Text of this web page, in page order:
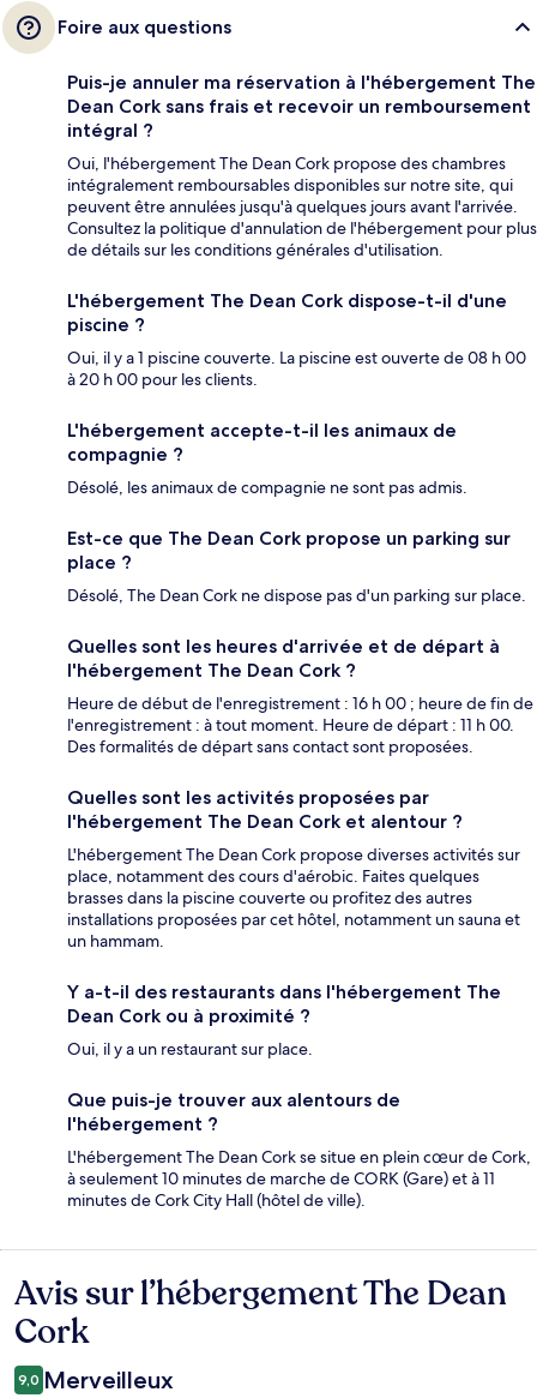
Foire aux questions
Puis-je annuler ma réservation à l'hébergement The
Dean Cork sans frais et recevoir un remboursement
intégral ?
Oui, l'hébergement The Dean Cork propose des chambres
intégralement remboursables disponibles sur notre site, qui
peuvent être annulées jusqu'à quelques jours avant l'arrivée.
Consultez la politique d'annulation de l'hébergement pour plus
de détails sur les conditions générales d'utilisation.
L'hébergement The Dean Cork dispose-t-il d'une
piscine ?
Oui, il y a 1 piscine couverte. La piscine est ouverte de 08 h 00
à 20 h 00 pour les clients.
L'hébergement accepte-t-il les animaux de
compagnie ?
Désolé, les animaux de compagnie ne sont pas admis.
Est-ce que The Dean Cork propose un parking sur
place ?
Désolé, The Dean Cork ne dispose pas d'un parking sur place.
Quelles sont les heures d'arrivée et de départ à
l'hébergement The Dean Cork ?
Heure de début de l'enregistrement : 16 h 00 ; heure de fin de
l'enregistrement : à tout moment. Heure de départ : 11 h 00.
Des formalités de départ sans contact sont proposées.
Quelles sont les activités proposées par
l'hébergement The Dean Cork et alentour ?
L'hébergement The Dean Cork propose diverses activités sur
place, notamment des cours d'aérobic. Faites quelques
brasses dans la piscine couverte ou profitez des autres
installations proposées par cet hôtel, notamment un sauna et
un hammam.
Y a-t-il des restaurants dans l'hébergement The
Dean Cork ou à proximité ?
Oui, il y a un restaurant sur place.
Que puis-je trouver aux alentours de
l'hébergement ?
L'hébergement The Dean Cork se situe en plein cœur de Cork,
à seulement 10 minutes de marche de CORK (Gare) et à 11
minutes de Cork City Hall (hôtel de ville).
Avis
Avis sur l’hébergement The Dean
Cork
9,0 Merveilleux